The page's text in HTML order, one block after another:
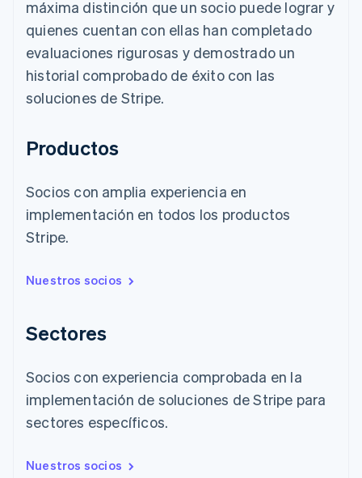
máxima distinción que un socio puede lograr y
quienes cuentan con ellas han completado
evaluaciones rigurosas y demostrado un
historial comprobado de éxito con las
soluciones de Stripe.
Productos
Socios con amplia experiencia en
implementación en todos los productos
Stripe.
Nuestros socios
Sectores
Socios con experiencia comprobada en la
implementación de soluciones de Stripe para
sectores específicos.
Nuestros socios